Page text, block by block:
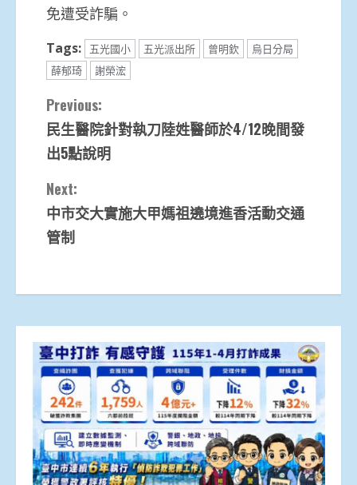
免遭受詐騙。
Tags: 五光國小 五光派出所 曾明欽
烏日分局
薛郁琦
謝榮浤
Continue
Reading
Previous:
民生醫院針對執刀陸姓醫師於4/12晚間發
出5點說明
Next:
中市交大實施大甲媽祖遶境進香活動交通
管制